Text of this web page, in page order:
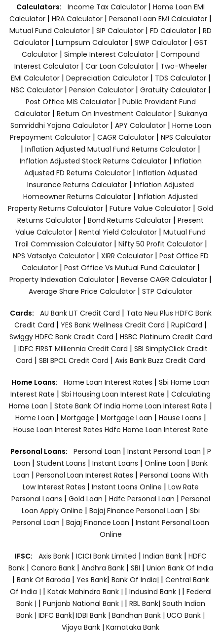
Calculators: Income Tax Calculator | Home Loan EMI
Calculator | HRA Calculator | Personal Loan EMI Calculator |
Mutual Fund Calculator | SIP Calculator | FD Calculator | RD
Calculator | Lumpsum Calculator | SWP Calculator | GST
Calculator| Simple Interest Calculator| Compound
Interest Calculator| Car Loan Calculator| Two-Wheeler
EMI Calculator| Depreciation Calculator| TDS Calculator|
NSC Calculator| Pension Calculator| Gratuity Calculator|
Post Office MIS Calculator| Public Provident Fund
Calculator| Return On Investment Calculator| Sukanya
Samriddhi Yojana Calculator| APY Calculator| Home Loan
Prepayment Calculator | CAGR Calculator | NPS Calculator
| Inflation Adjusted Mutual Fund Returns Calculator |
Inflation Adjusted Stock Returns Calculator| Inflation
Adjusted FD Returns Calculator| Inflation Adjusted
Insurance Returns Calculator | Inflation Adjusted
Homeowner Returns Calculator | Inflation Adjusted
Property Returns Calculator | Future Value Calculator | Gold
Returns Calculator | Bond Returns Calculator | Present
Value Calculator | Rental Yield Calculator | Mutual Fund
Trail Commission Calculator| Nifty 50 Profit Calculator|
NPS Vatsalya Calculator| XIRR Calculator| Post Office FD
Calculator| Post Office Vs Mutual Fund Calculator|
Property Indexation Calculator | Reverse CAGR Calculator |
Average Share Price Calculator | STP Calculator
Cards: AU Bank LIT Credit Card | Tata Neu Plus HDFC Bank
Credit Card | YES Bank Wellness Credit Card | RupiCard |
Swiggy HDFC Bank Credit Card | HSBC Platinum Credit Card
| IDFC FIRST Milllennia Credit Card | SBI SimplyClick Credit
Card | SBI BPCL Credit Card | Axis Bank Buzz Credit Card
Home Loans: Home Loan Interest Rates | Sbi Home Loan
Interest Rate | Sbi Housing Loan Interest Rate | Calculating
Home Loan | State Bank Of India Home Loan Interest Rate |
Home Loan | Mortgage | Mortgage Loan | House Loans |
House Loan Interest Rates Hdfc Home Loan Interest Rate
Personal Loans: Personal Loan | Instant Personal Loan | P
Loan | Student Loans | Instant Loans | Online Loan | Bank
Loan | Personal Loan Interest Rates | Personal Loans With
Low Interest Rates | Instant Loans Online | Low Rate
Personal Loans | Gold Loan | Hdfc Personal Loan | Personal
Loan Apply Online | Bajaj Finance Personal Loan | Sbi
Personal Loan | Bajaj Finance Loan | Instant Personal Loan
Online
IFSC: Axis Bank | ICICI Bank Limited | Indian Bank | HDFC
Bank| Canara Bank | Andhra Bank| SBI | Union Bank Of India
| Bank Of Baroda | Yes Bank| Bank Of India| | Central Bank
Of India | | Kotak Mahindra Bank | | Indusind Bank | | Federal
Bank | | Punjanb National Bank | | RBL Bank| South Indian
Bank | IDFC Bank| IDBI Bank | Bandhan Bank | UCO Bank |
Vijaya Bank | Karnataka Bank